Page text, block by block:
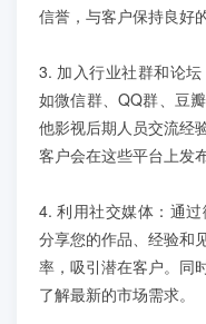
关于我们
信誉，与客户保持良好
3. 加入行业社群和论
如微信群、QQ群、豆
他影视后期人员交流经
客户会在这些平台上发
4. 利用社交媒体：通
分享您的作品、经验和
率，吸引潜在客户。同
了解最新的市场需求。